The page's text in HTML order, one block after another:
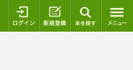
ログイン 新規登録